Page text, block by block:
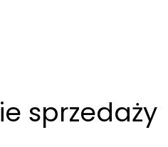
sprzedaży